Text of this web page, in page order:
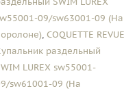
09/sw63001-09 (На
, COQUETTE REVUE
раздельный
LUREX sw55001-
sw61001-09 (На